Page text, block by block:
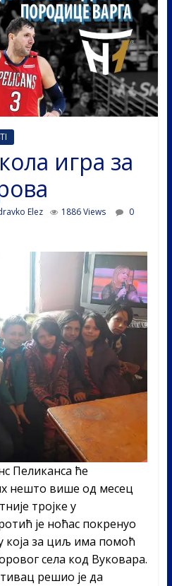
игра за
Elez 1886 Views
0
Пеликанса ће
нешто више од месец
тројке у
је ноћас покренуо
која за циљ има помоћ
села код Вуковара.
решио је да